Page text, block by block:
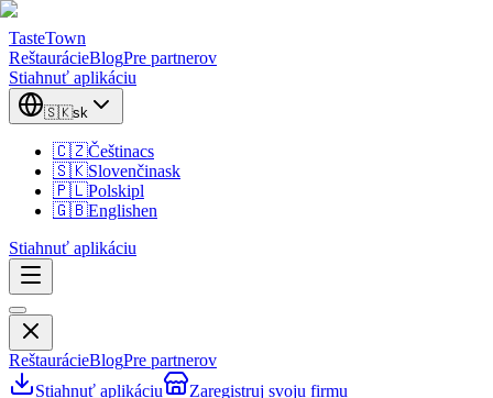
TasteTown
ReštaurácieBlogPre partnerov
Stiahnuť aplikáciu
🇸🇰sk
🇨🇿Češtinacs
🇸🇰Slovenčinask
🇵🇱Polskipl
🇬🇧Englishen
Stiahnuť aplikáciu
ReštaurácieBlogPre partnerov
Stiahnuť aplikáciu
Zaregistruj svoju firmu